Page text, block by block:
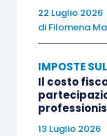
applicabile
lett. b), TUIR,
ex novo” del
tale. La
piani:
22 Luglio 2026
di Filomena
IMPOSTE
Il costo
13 Luglio 2026